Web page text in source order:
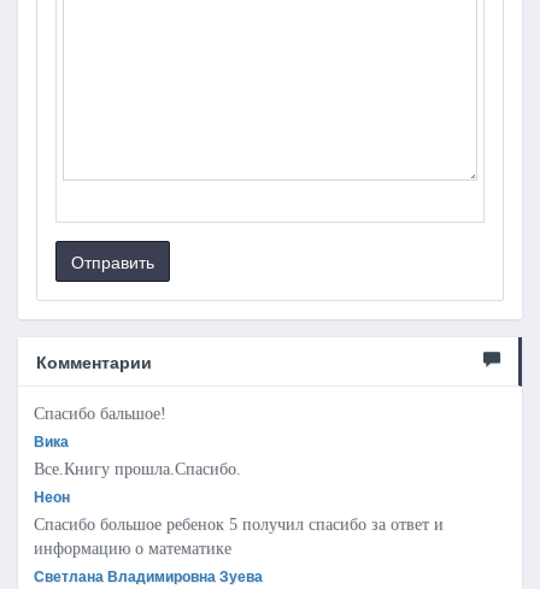
Отправить
Комментарии
Спасибо бальшое!
Вика
Все.Книгу прошла.Спасибо.
Неон
Спасибо большое ребенок 5 получил спасибо за ответ и
информацию о математике
Светлана Владимировна Зуева